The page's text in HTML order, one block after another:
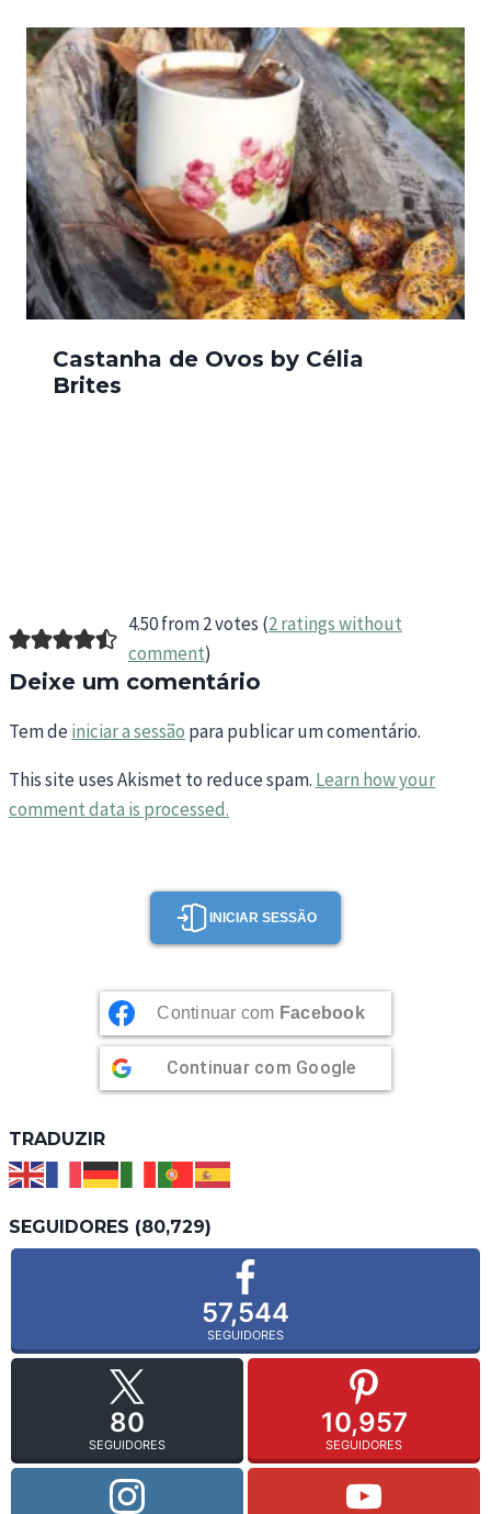
Castanha de Ovos by Célia
Brites
4.50 from 2 votes (2 ratings without
comment)
Deixe um comentário
Tem deiniciar a sessão para publicar um comentário.
This site uses Akismet to reduce spam. Learn how your
comment data is processed.
INICIAR SESSÃO
Continuar com Facebook
Continuar com Google
TRADUZIR
SEGUIDORES (80,729)
57,544
SEGUIDORES
80
SEGUIDORES
10,957
SEGUIDORES